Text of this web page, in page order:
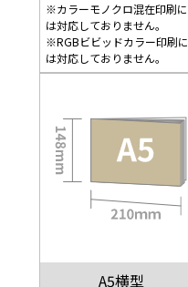
※カラーモノクロ混在印刷に
は対応しておりません。
※RGBビビッドカラー印刷に
は対応しておりません。
A5横型